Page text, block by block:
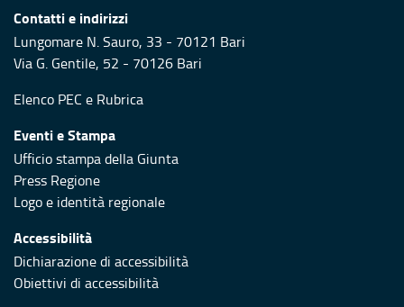
Contatti e indirizzi
Lungomare N. Sauro, 33 - 70121 Bari
Via G. Gentile, 52 - 70126 Bari
Elenco PEC e Rubrica
Eventi e Stampa
Ufficio stampa della Giunta
Press Regione
Logo e identità regionale
Accessibilità
Dichiarazione di accessibilità
Obiettivi di accessibilità